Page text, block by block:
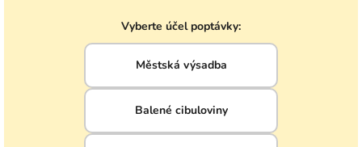
Vyberte účel poptávky:
Městská výsadba
Balené cibuloviny